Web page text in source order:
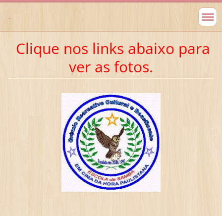
.
Clique nos links abaixo para
ver as fotos.